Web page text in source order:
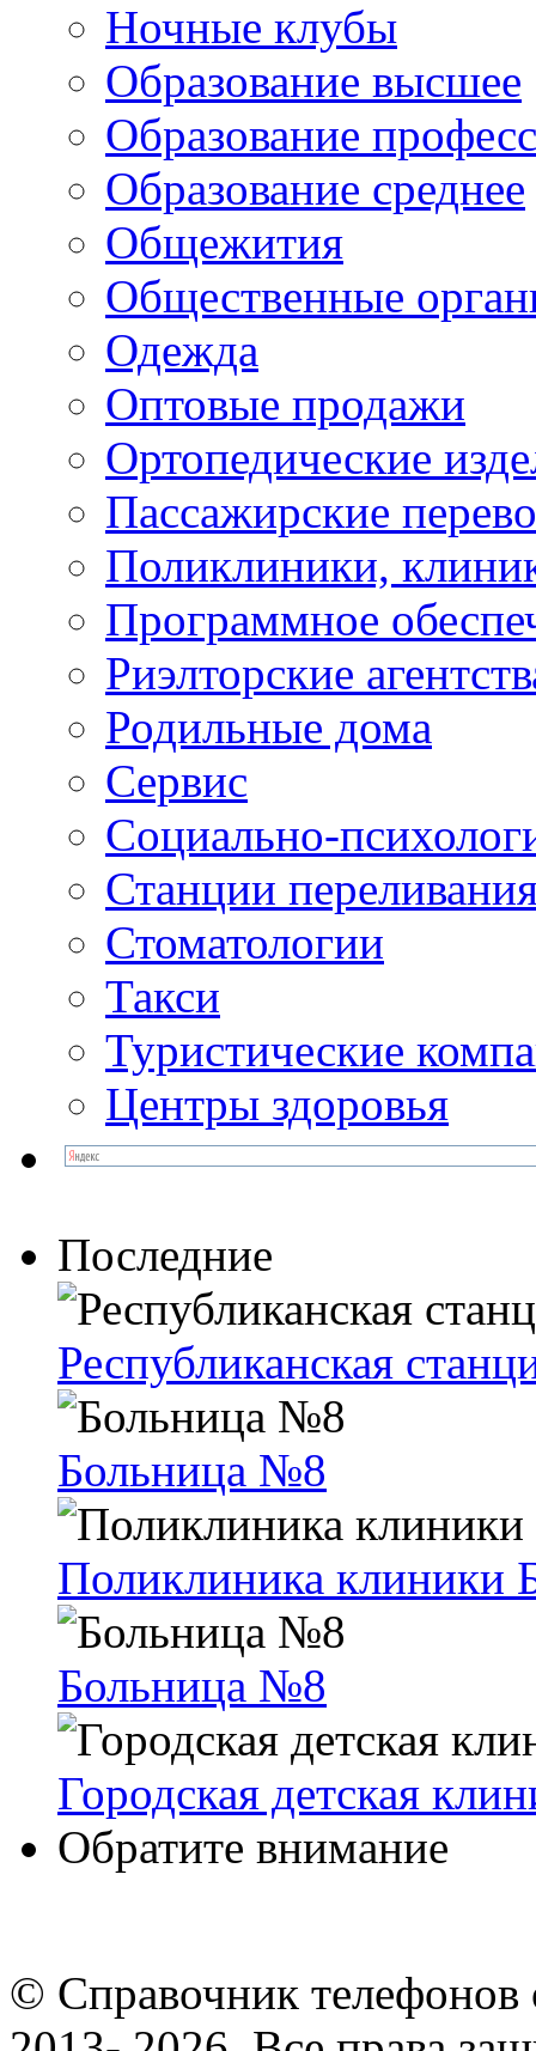
Ночные клубы
Образование высшее
Образование
Образование среднее
Общежития
Общественные
Одежда
Оптовые продажи
Ортопедические
Пассажирские
Поликлиники,
Программное
Риэлторские
Родильные дома
Сервис
Социально-
Станции
Стоматологии
Такси
Туристические
Центры здоровья
Последние
Рес­пуб­ли­кан­ская
Больница №8
Поликлиника
Больница №8
Городская детская
Обратите внимание
© Cправочник телефонов